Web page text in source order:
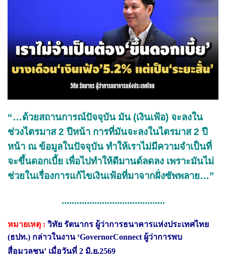
“…ด้วยสถานการณ์ปัจจุบัน มัน (เงินเฟ้อ) จะลงใน
ช่วงไตรมาส 2 ปีหน้า การที่มันจะลงในไตรมาส 2 ปี
หน้า ณ ข้อมูลในปัจจุบัน ทำให้เราไม่มีความจำเป็นที่
จะขึ้นดอกเบี้ย เพื่อไปทำให้ดีมานด์ลดลง เพราะมันไม่
ช่วยในเรื่องการแก้ไขเงินเฟ้อที่มาจากฝั่งซัพพลาย…”
.........................................
หมายเหตุ : วิทัย รัตนากร ผู้ว่าการธนาคารแห่งประเทศไทย
(ธปท.) กล่าวในงาน ‘GovernorConnect ผู้ว่าการพบ
สื่อมวลชน’ เมื่อวันที่ 2 มิ.ย.2569